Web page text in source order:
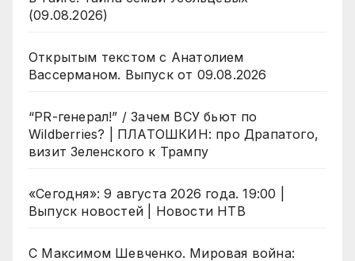
(09.08.2026)
Открытым текстом с Анатолием
Вассерманом. Выпуск от 09.08.2026
“PR-генерал!” / Зачем ВСУ бьют по
Wildberries? | ПЛАТОШКИН: про Драпатого,
визит Зеленского к Трампу
«Сегодня»: 9 августа 2026 года. 19:00 |
Выпуск новостей | Новости НТВ
С Максимом Шевченко. Мировая война: